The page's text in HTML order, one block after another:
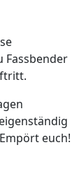
Fassbender
euch!